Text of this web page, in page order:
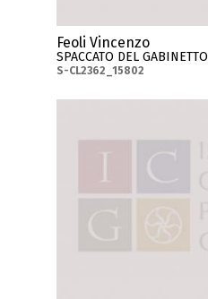
Feoli Vincenzo
SPACCATO DEL GABINETTO
S-CL2362_15802